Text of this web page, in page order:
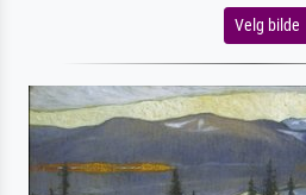
Velg bilde